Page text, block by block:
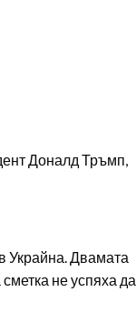
Доналд Тръмп,
Украйна. Двамата
не успяха да